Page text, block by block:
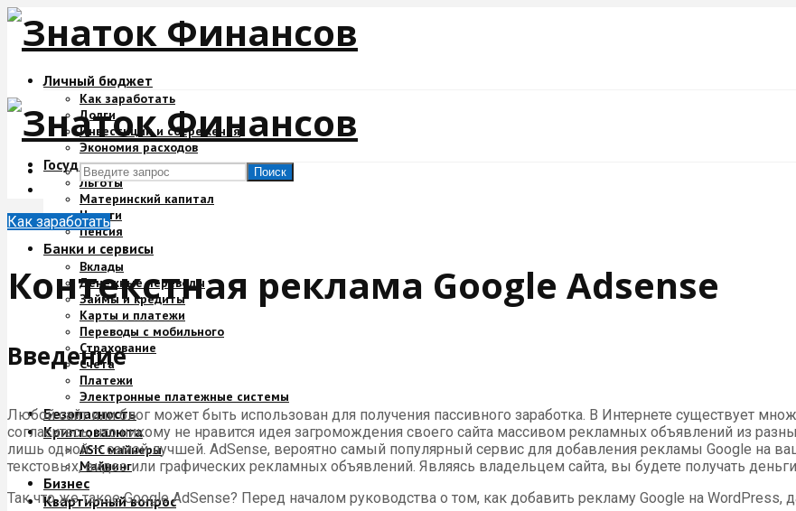
Личный бюджет
Как заработать
Долги
Инвестиции и сбережения
Экономия расходов
Государство и деньги
Льготы
Материнский капитал
Налоги
Пенсия
Банки и сервисы
Вклады
Денежные переводы
Займы и кредиты
Карты и платежи
Переводы с мобильного
Страхование
Счета
Платежи
Электронные платежные системы
Безопасность
Криптовалюта
ASIC майнеры
Майнинг
Бизнес
Квартирный вопрос
Поиск
Как заработать
Контекстная реклама Google Adsense
Введение
Любой сайт или блог может быть использован для получения пассивного заработка. В Интернете существует
согласитесь, что никому не нравится идея загромождения своего сайта массивом рекламных объявлений из
лишь одной — самой лучшей. AdSense, вероятно самый популярный сервис для добавления рекламы Google на
текстовых, видео или графических рекламных объявлений. Являясь владельцем сайта, вы будете получать
Так что же такое Google AdSense? Перед началом руководства о том, как добавить рекламу Google на WordPress,